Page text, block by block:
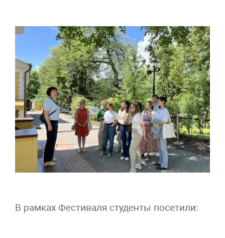
В рамках Фестиваля студенты посетили: